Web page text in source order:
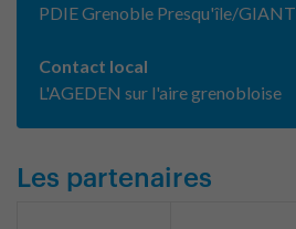
PDIE Grenoble Presqu'île/GIANT
Contact local
L'AGEDEN sur l'aire grenobloise
Les partenaires